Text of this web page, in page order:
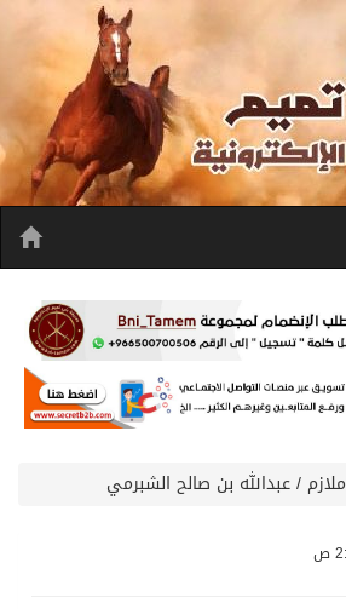
ملازم / عبدالله بن صالح الشبرمي